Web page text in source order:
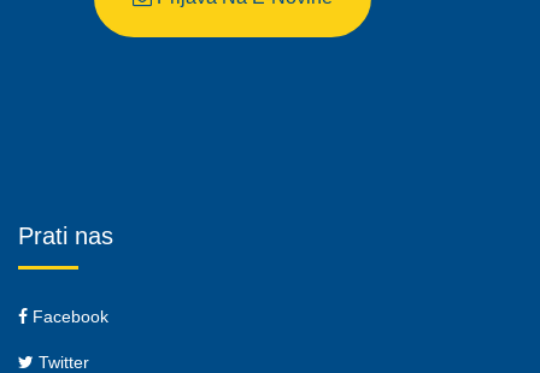
Prati nas
Facebook
Twitter